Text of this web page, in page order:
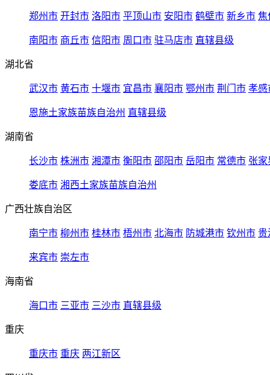
郑州市 开封市 洛阳市 平顶山市 安阳市 鹤壁市 新乡市 焦
南阳市 商丘市 信阳市 周口市 驻马店市 直辖县级
湖北省
武汉市 黄石市 十堰市 宜昌市 襄阳市 鄂州市 荆门市 孝感
恩施土家族苗族自治州 直辖县级
湖南省
长沙市 株洲市 湘潭市 衡阳市 邵阳市 岳阳市 常德市 张家
娄底市 湘西土家族苗族自治州
广西壮族自治区
南宁市 柳州市 桂林市 梧州市 北海市 防城港市 钦州市 贵
来宾市 崇左市
海南省
海口市 三亚市 三沙市 直辖县级
重庆
重庆市 重庆 两江新区